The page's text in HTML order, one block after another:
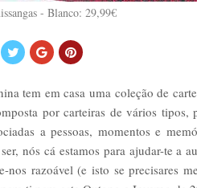
- Blanco: 29,99€
tem em casa uma coleção de
por carteiras de vários tipos,
a pessoas, momentos e
nós cá estamos para ajudar-te a
nos razoável (e isto se precisares